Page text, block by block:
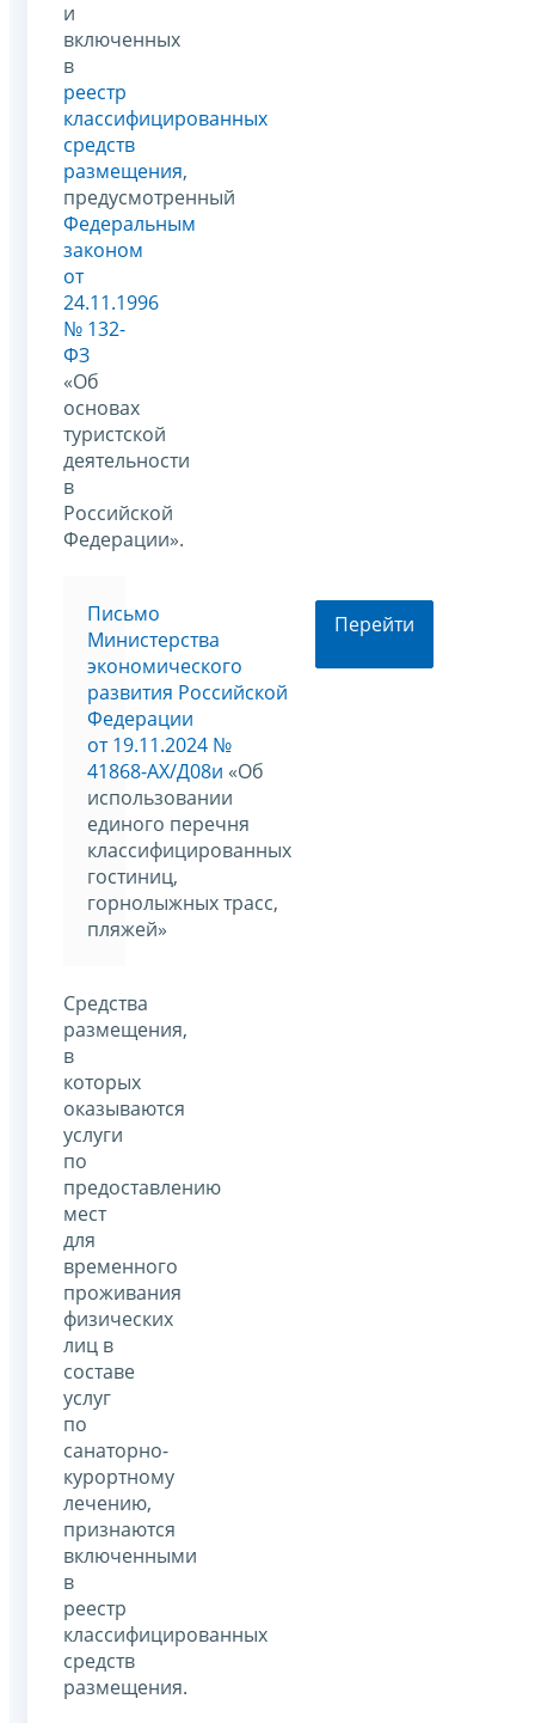
и
включенных
в
реестр
классифицированных
средств
размещения,
предусмотренный
Федеральным
законом
от
24.11.1996
№ 132-
ФЗ
«Об
основах
туристской
деятельности
в
Российской
Федерации».
Письмо
Министерства
экономического
развития Российской
Федерации
от 19.11.2024 №
41868-АХ/Д08и «Об
использовании
единого перечня
классифицированных
гостиниц,
горнолыжных трасс,
пляжей»
Перейти
Средства
размещения,
в
которых
оказываются
услуги
по
предоставлению
мест
для
временного
проживания
физических
лиц в
составе
услуг
по
санаторно-
курортному
лечению,
признаются
включенными
в
реестр
классифицированных
средств
размещения.